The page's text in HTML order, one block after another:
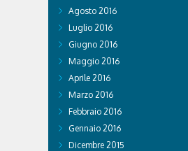
Agosto 2016
Luglio 2016
Giugno 2016
Maggio 2016
Aprile 2016
Marzo 2016
Febbraio 2016
Gennaio 2016
Dicembre 2015